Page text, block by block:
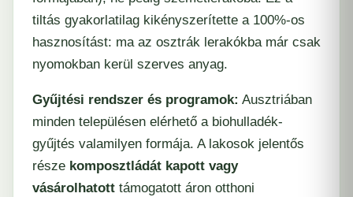
tiltás gyakorlatilag kikényszerítette a 100%-os
hasznosítást: ma az osztrák lerakókba már csak
nyomokban kerül szerves anyag.
Gyűjtési rendszer és programok: Ausztriában
minden településen elérhető a biohulladék-
gyűjtés valamilyen formája. A lakosok jelentős
része komposztládát kapott vagy
vásárolhatott támogatott áron otthoni